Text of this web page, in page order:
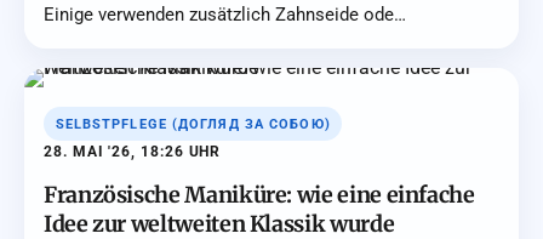
Einige verwenden zusätzlich Zahnseide ode…
SELBSTPFLEGE (ДОГЛЯД ЗА СОБОЮ)
28. MAI '26, 18:26 UHR
Französische Maniküre: wie eine einfache
Idee zur weltweiten Klassik wurde